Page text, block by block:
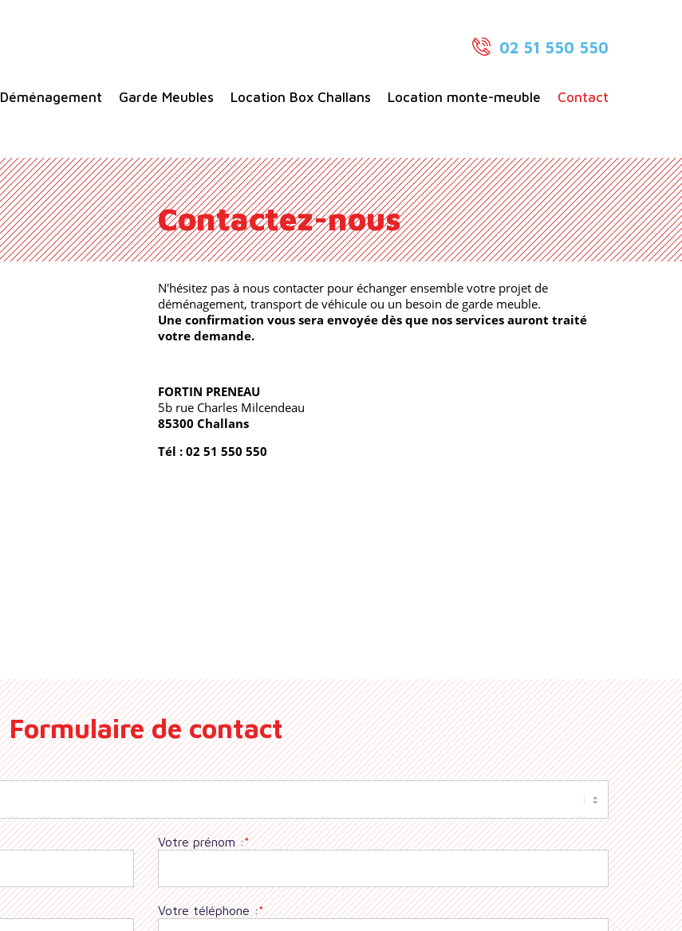
02 51 550 550
Déménagement Garde Meubles Location Box Challans Location monte-meuble Contact
Contactez-nous
N'hésitez pas à nous contacter pour échanger ensemble votre projet de
déménagement, transport de véhicule ou un besoin de garde meuble.
Une confirmation vous sera envoyée dès que nos services auront traité
votre demande.
FORTIN PRENEAU
5b rue Charles Milcendeau
85300 Challans
Tél : 02 51 550 550
Formulaire de contact
Votre prénom :*
Votre téléphone :*